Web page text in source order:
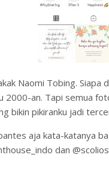
Naomi Tobing. Siapa
2000-an. Tapi semua
bikin pikiranku jadi
aja kata-katanya
dan